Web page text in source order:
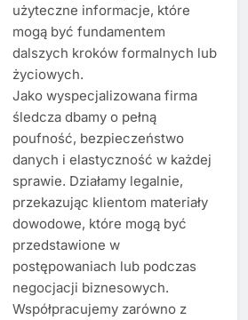
użyteczne informacje, które
mogą być fundamentem
dalszych kroków formalnych lub
życiowych.
Jako wyspecjalizowana firma
śledcza dbamy o pełną
poufność, bezpieczeństwo
danych i elastyczność w każdej
sprawie. Działamy legalnie,
przekazując klientom materiały
dowodowe, które mogą być
przedstawione w
postępowaniach lub podczas
negocjacji biznesowych.
Współpracujemy zarówno z